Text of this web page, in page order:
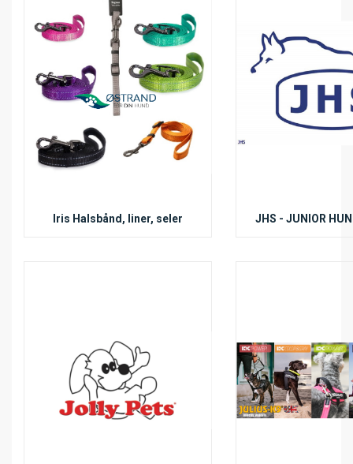
Iris Halsbånd, liner, seler JHS - JUNIOR